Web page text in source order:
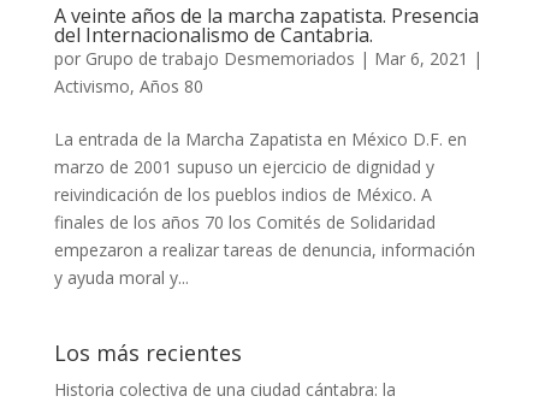
A veinte años de la marcha zapatista. Presencia
del Internacionalismo de Cantabria.
por Grupo de trabajo Desmemoriados | Mar 6, 2021 |
Activismo, Años 80
La entrada de la Marcha Zapatista en México D.F. en
marzo de 2001 supuso un ejercicio de dignidad y
reivindicación de los pueblos indios de México. A
finales de los años 70 los Comités de Solidaridad
empezaron a realizar tareas de denuncia, información
y ayuda moral y...
Los más recientes
Historia colectiva de una ciudad cántabra: la